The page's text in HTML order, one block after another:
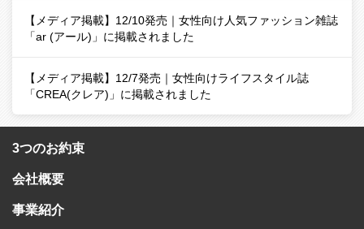
【メディア掲載】12/10発売｜女性向け人気ファッション雑誌
「ar (アール)」に掲載されました
【メディア掲載】12/7発売｜女性向けライフスタイル誌
「CREA(クレア)」に掲載されました
3つのお約束
会社概要
事業紹介